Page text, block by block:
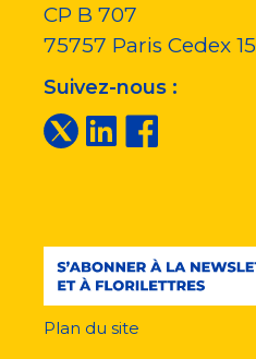
CP B 707
75757 Paris Cedex 15
Suivez-nous :
Plan du site